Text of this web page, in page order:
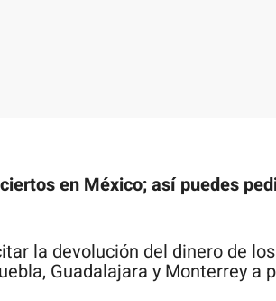
en México; así puedes
la devolución del dinero de
Guadalajara y Monterrey a